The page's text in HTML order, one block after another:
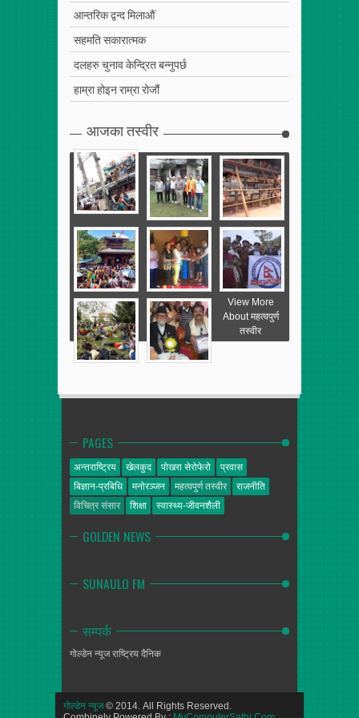
आन्तरिक द्वन्द मिलाऔं
सहमति सकारात्मक
दलहरु चुनाव केन्द्रित बन्नुपर्छ
हाम्रा होइन राम्रा रोजौं
आजका तस्वीर
View More
About महत्वपुर्ण
तस्वीर
PAGES
अन्तराष्ट्रिय खेलकुद पोखरा सेरोफेरो
प्रवास
बिज्ञान-प्रबिधि
मनोरञ्जन महत्वपुर्ण तस्वीर
राजनीति
विचित्र संसार
शिक्षा स्वास्थ्य-जीवनशैली
GOLDEN NEWS
SUNAULO FM
सम्पर्क
गोल्डेन न्यूजराष्ट्रिय दैनिक
गोल्डेन न्यूज© 2014. All Rights Reserved.